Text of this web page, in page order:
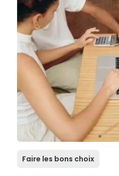
Faire les bons choix